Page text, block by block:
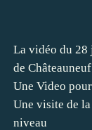
La vidéo du 28
de Châteauneuf
Une Video
Une visite de la
niveau